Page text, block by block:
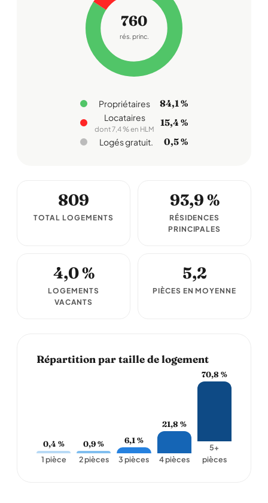
760
rés. princ.
Propriétaires 84,1 %
Locataires
dont 7,4 % en HLM
15,4 %
Logés gratuit. 0,5 %
809
TOTAL LOGEMENTS
93,9 %
RÉSIDENCES
PRINCIPALES
4,0 %
LOGEMENTS
VACANTS
5,2
PIÈCES EN MOYENNE
Répartition par taille de logement
0,4 %
1 pièce
0,9 %
2 pièces
6,1 %
3 pièces
21,8 %
4 pièces
70,8 %
5+
pièces